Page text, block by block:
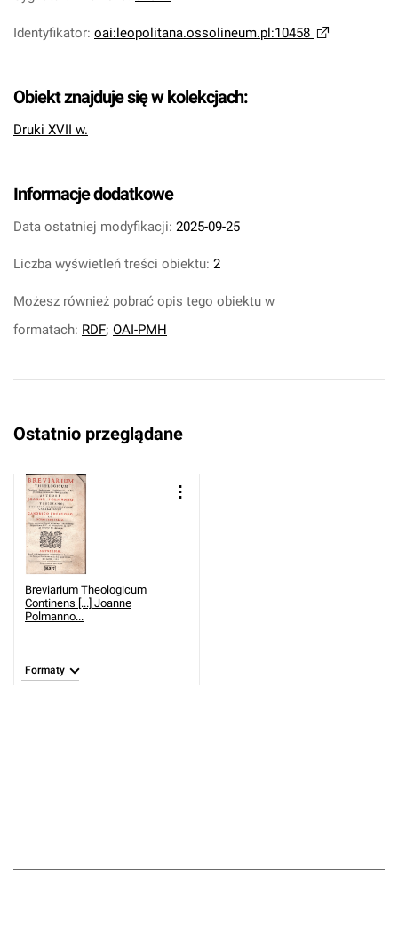
Identyfikator: oai:leopolitana.ossolineum.pl:10458
Obiekt znajduje się w kolekcjach:
Druki XVII w.
Informacje dodatkowe
Data ostatniej modyfikacji: 2025-09-25
Liczba wyświetleń treści obiektu: 2
Możesz również pobrać opis tego obiektu w
formatach: RDF; OAI-PMH
Ostatnio przeglądane
Breviarium Theologicum
Continens [...] Joanne
Polmanno...
Formaty